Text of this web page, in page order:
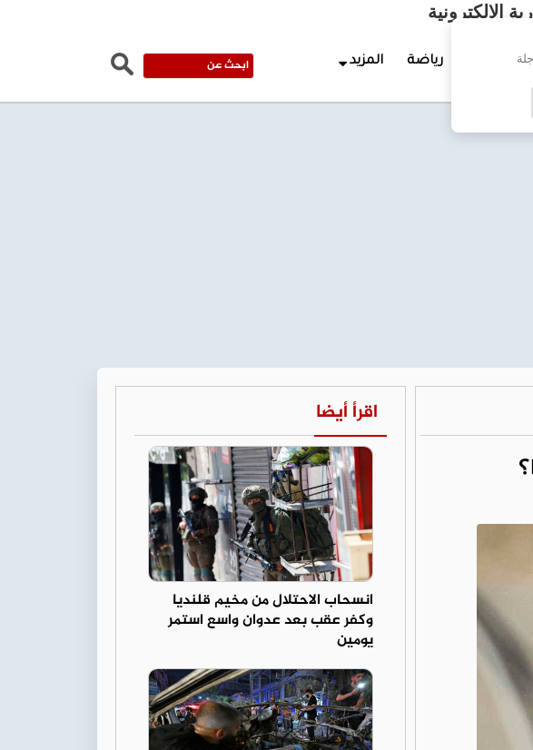
الالكترونية
وحوادث رياضة المزيد
اقرأ أيضا
انسحاب الاحتلال من مخيم قلنديا
وكفر عقب بعد عدوان واسع استمر
يومين